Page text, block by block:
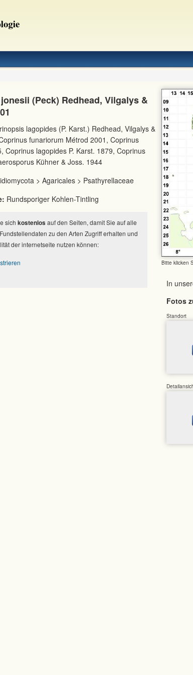
Bitte klicken
In
Fotos
Standort
(Peck) Redhead, Vilgalys &
lagopides (P. Karst.) Redhead, Vilgalys &
funariorum Métrod 2001, Coprinus
Coprinus lagopides P. Karst. 1879, Coprinus
Kühner & Joss. 1944
> Agaricales > Psathyrellaceae
Rundsporiger Kohlen-Tintling
sich kostenlos auf den Seiten, damit Sie auf alle
zu den Arten Zugriff erhalten und
der internetseite nutzen können: